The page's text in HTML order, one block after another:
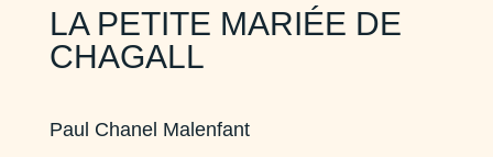
LA PETITE MARIÉE DE
CHAGALL
Paul Chanel Malenfant